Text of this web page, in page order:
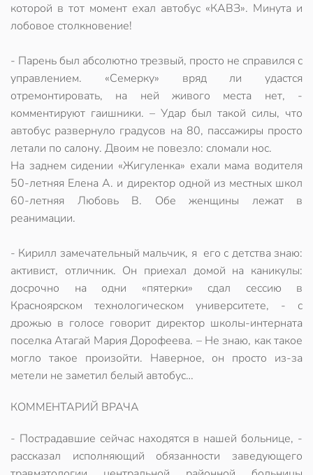
которой в тот момент ехал автобус «КАВЗ». Минута и
лобовое столкновение!
- Парень был абсолютно трезвый, просто не справился с
управлением. «Семерку» вряд ли удастся
отремонтировать, на ней живого места нет, -
комментируют гаишники. – Удар был такой силы, что
автобус развернуло градусов на 80, пассажиры просто
летали по салону. Двоим не повезло: сломали нос.
На заднем сидении «Жигуленка» ехали мама водителя
50-летняя Елена А. и директор одной из местных школ
60-летняя Любовь В. Обе женщины лежат в
реанимации.
- Кирилл замечательный мальчик, я его с детства знаю:
активист, отличник. Он приехал домой на каникулы:
досрочно на одни «пятерки» сдал сессию в
Красноярском технологическом университете, - с
дрожью в голосе говорит директор школы-интерната
поселка Атагай Мария Дорофеева. – Не знаю, как такое
могло такое произойти. Наверное, он просто из-за
метели не заметил белый автобус…
КОММЕНТАРИЙ ВРАЧА
- Пострадавшие сейчас находятся в нашей больнице, -
рассказал исполняющий обязанности заведующего